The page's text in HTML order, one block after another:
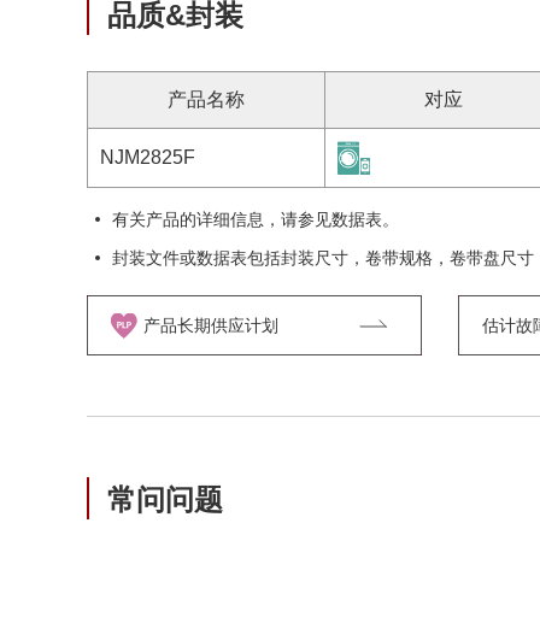
品质&封装
产品名称 对应
NJM2825F
有关产品的详细信息，请参见数据表。
封装文件或数据表包括封装尺寸，卷带规格，卷带盘尺
产品长期供应计划 估计故
常问问题